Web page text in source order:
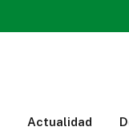
Actualidad